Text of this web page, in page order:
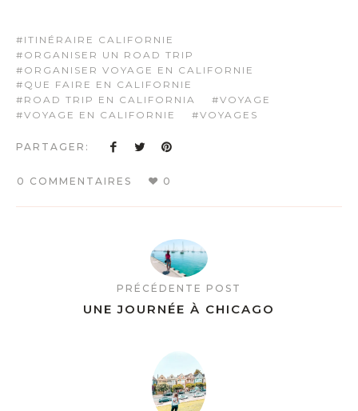
ITINÉRAIRE CALIFORNIE
ORGANISER UN ROAD TRIP
ORGANISER VOYAGE EN CALIFORNIE
QUE FAIRE EN CALIFORNIE
ROAD TRIP EN CALIFORNIA
VOYAGE
VOYAGE EN CALIFORNIE
VOYAGES
PARTAGER:
0 COMMENTAIRES 0
PRÉCÉDENTE POST
UNE JOURNÉE À CHICAGO